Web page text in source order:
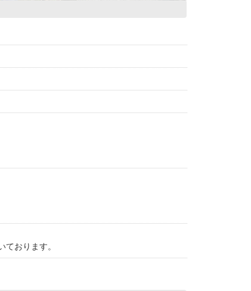
おります。